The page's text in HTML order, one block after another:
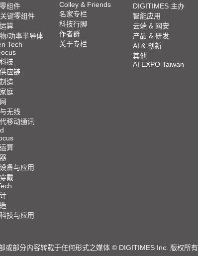
组件
键零组件
算
/功率半导体
Tech
技
应链
造
庭
无线
移动通讯
算
备与应用
戴
技与应用
Colley & Friends
名家专栏
科技行脚
作者群
关于专栏
DIGITIMES 主办
智能应用
云端 & 网安
产品 & 研发
AI & 创新
其他
AI EXPO Taiwan
或部分内容转载于任何形式之媒体 © DIGITIMES Inc. 版权所有